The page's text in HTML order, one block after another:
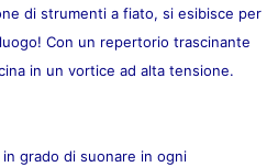
di strumenti a fiato, si esibisce per
Con un repertorio trascinante
in un vortice ad alta tensione.
grado di suonare in ogni